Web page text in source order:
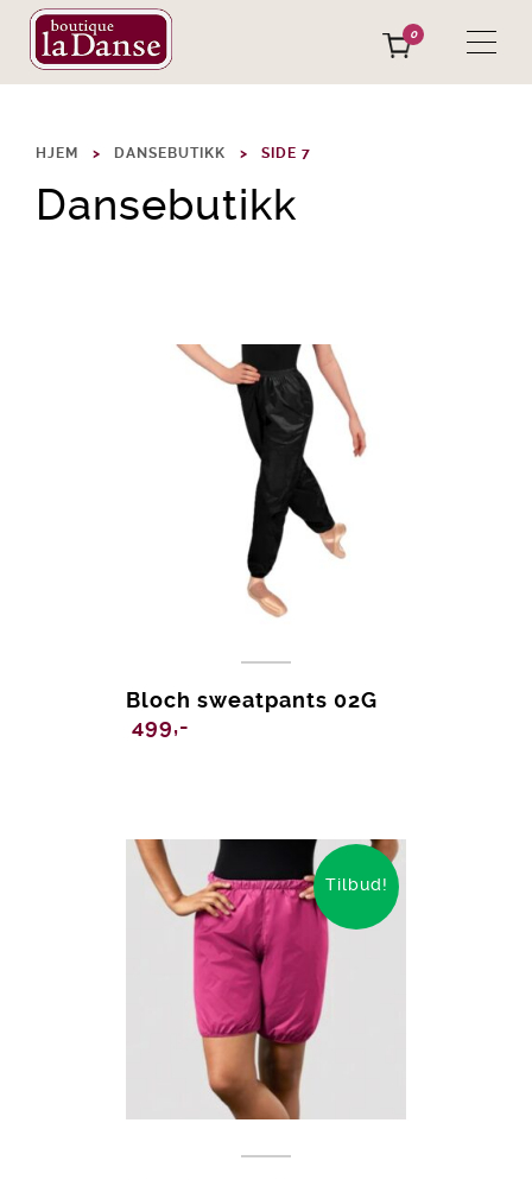
0
HJEM DANSEBUTIKK SIDE 7
Dansebutikk
Bloch sweatpants 02G
499,-
Tilbud!